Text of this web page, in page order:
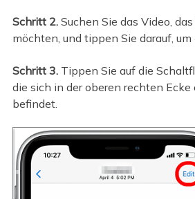
Schritt 2. Suchen Sie das Video,
möchten, und tippen Sie darauf, um
Schritt 3.Tippen Sie auf die
die sich in der oberen rechten Ecke
befindet.